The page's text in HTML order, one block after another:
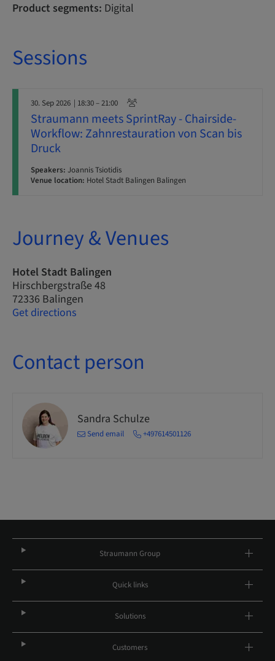
Product segments: Digital
Sessions
30. Sep 2026 | 18:30 – 21:00
Straumann meets SprintRay - Chairside-
Workflow: Zahnrestauration von Scan bis
Druck
Speakers: Joannis Tsiotidis
Venue location: Hotel Stadt Balingen Balingen
Journey & Venues
Hotel Stadt Balingen
Hirschbergstraße 48
72336 Balingen
Get directions
Contact person
Sandra Schulze
Send email +497614501126
Straumann Group
Quick links
Solutions
Customers